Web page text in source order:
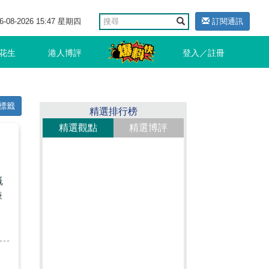
08-2026 15:47 星期四 訂閱通訊
生 港人博評 登入／註冊
籤
精選排行榜
精選觀點
精選博評